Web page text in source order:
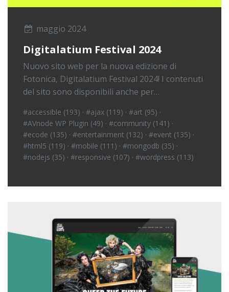
maggio 2024
Digitalatium Festival 2024
Nuovo sito web per la nuova edizione di
Fotonica, Digitalatium Festival 2024! I contenuti
del sito sono disponibili anche per…
#accessible (193) · #ajax (119) · #art (95) ·
#AVnode WP Plugin (49) · #community (141) ·
#ecode (135) · #entertainment (132) · #event (135) ·
#html5 (119) · #mobile (111) · #mongodb (35) ·
#nodejs (35) · #responsive (107) · #wordpress (113)